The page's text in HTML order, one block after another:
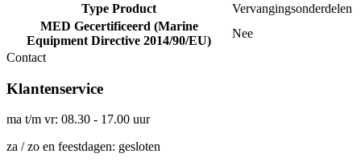
Type Product
Vervangingsonderdelen
MED Gecertificeerd (Marine
Equipment Directive 2014/90/EU)
Nee
Contact
Klantenservice
ma t/m vr: 08.30 - 17.00 uur
za / zo en feestdagen: gesloten